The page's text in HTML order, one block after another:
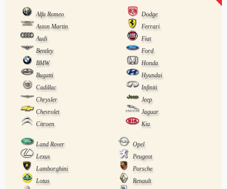
Alfa Romeo
Dodge
Aston Martin
Ferrari
Audi
Fiat
Bentley
Ford
BMW
Honda
Bugatti
Hyundai
Cadillac
Infiniti
Chrysler
Jeep
Chevrolet
Jaguar
Citroen
Kia
Land Rover
Opel
Lexus
Peugeot
Lamborghini
Porsche
Lotus
Renault